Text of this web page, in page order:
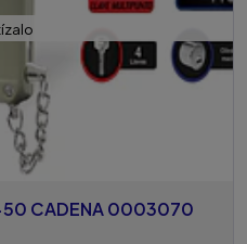
50 CADENA 0003070